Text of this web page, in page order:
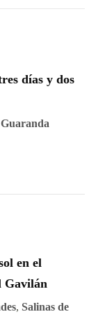
días y dos
en el
, Salinas de